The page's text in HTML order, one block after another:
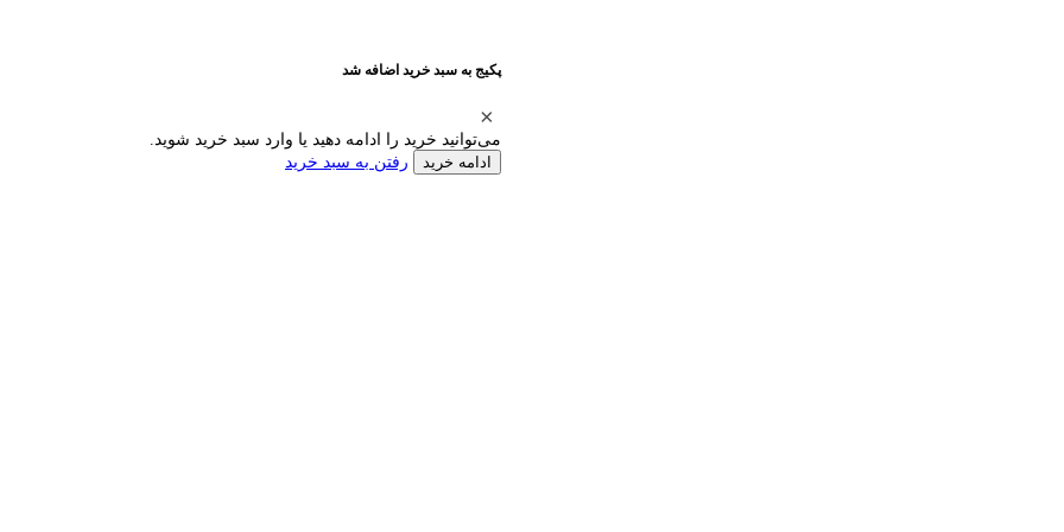
پکیج به سبد خرید اضافه شد
می‌توانید خرید را ادامه دهید یا وارد سبد خرید شوید.
ادامه خرید رفتن به سبد خرید